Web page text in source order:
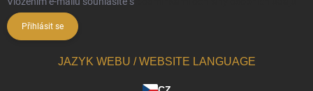
Přihlásit se
JAZYK WEBU / WEBSITE LANGUAGE